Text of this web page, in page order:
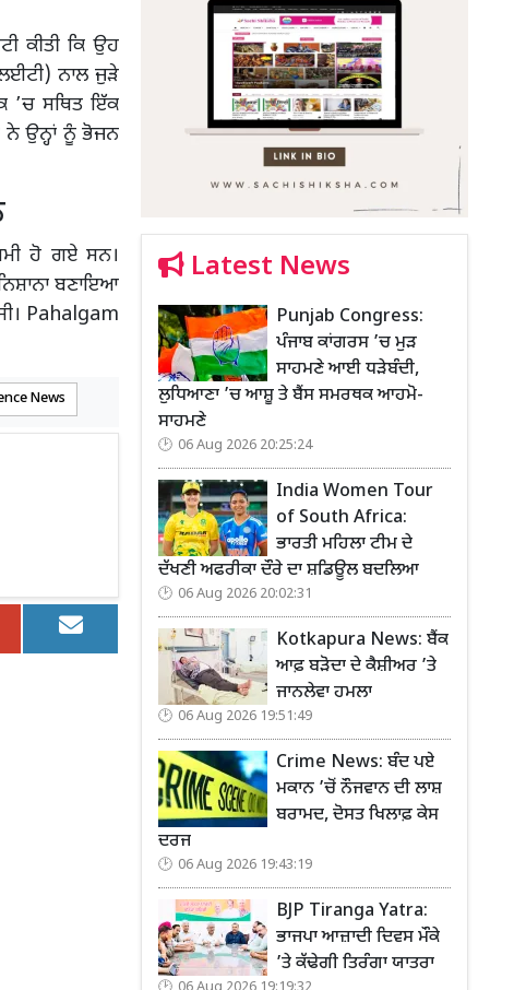
ਕੀਤੀ ਕਿ ਉਹ
ਨਾਲ ਜੁੜੇ
’ਚ ਸਥਿਤ ਇੱਕ
ਉਨ੍ਹਾਂ ਨੂੰ ਭੋਜਨ
ਹੋ ਗਏ ਸਨ।
ਬਣਾਇਆ
Pahalgam
News
Latest News
Punjab Congress:
ਪੰਜਾਬ ਕਾਂਗਰਸ ’ਚ ਮੁੜ
ਸਾਹਮਣੇ ਆਈ ਧੜੇਬੰਦੀ,
ਲੁਧਿਆਣਾ ’ਚ ਆਸ਼ੂ ਤੇ ਬੈਂਸ ਸਮਰਥਕ ਆਹਮੋ-
ਸਾਹਮਣੇ
06 Aug 2026 20:25:24
India Women Tour
of South Africa:
ਭਾਰਤੀ ਮਹਿਲਾ ਟੀਮ ਦੇ
ਦੱਖਣੀ ਅਫਰੀਕਾ ਦੌਰੇ ਦਾ ਸ਼ਡਿਊਲ ਬਦਲਿਆ
06 Aug 2026 20:02:31
Kotkapura News: ਬੈਂਕ
ਆਫ਼ ਬੜੋਦਾ ਦੇ ਕੈਸ਼ੀਅਰ ’ਤੇ
ਜਾਨਲੇਵਾ ਹਮਲਾ
06 Aug 2026 19:51:49
Crime News: ਬੰਦ ਪਏ
ਮਕਾਨ ’ਚੋਂ ਨੌਜਵਾਨ ਦੀ ਲਾਸ਼
ਬਰਾਮਦ, ਦੋਸਤ ਖਿਲਾਫ਼ ਕੇਸ
ਦਰਜ
06 Aug 2026 19:43:19
BJP Tiranga Yatra:
ਭਾਜਪਾ ਆਜ਼ਾਦੀ ਦਿਵਸ ਮੌਕੇ
’ਤੇ ਕੱਢੇਗੀ ਤਿਰੰਗਾ ਯਾਤਰਾ